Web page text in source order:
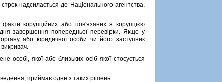
надсилається до Нацiонального агентства,
корупцiйних або пов'язаних з корупцiєю
завершення попередньої перевiрки. Якщо у
або юридичної особи чи його заступник
якої або близьких осiб якої стосується
приймає одне з таких рiшень: